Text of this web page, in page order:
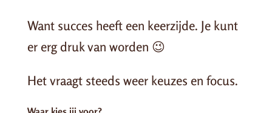
Want succes heeft een keerzijde. Je kunt
er erg druk van worden 😉
Het vraagt steeds weer keuzes en focus.